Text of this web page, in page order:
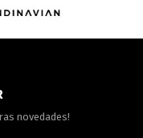
novedades!